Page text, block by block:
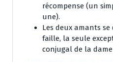
récompense (un
une).
Les deux amants
faille, la seule
conjugal de la